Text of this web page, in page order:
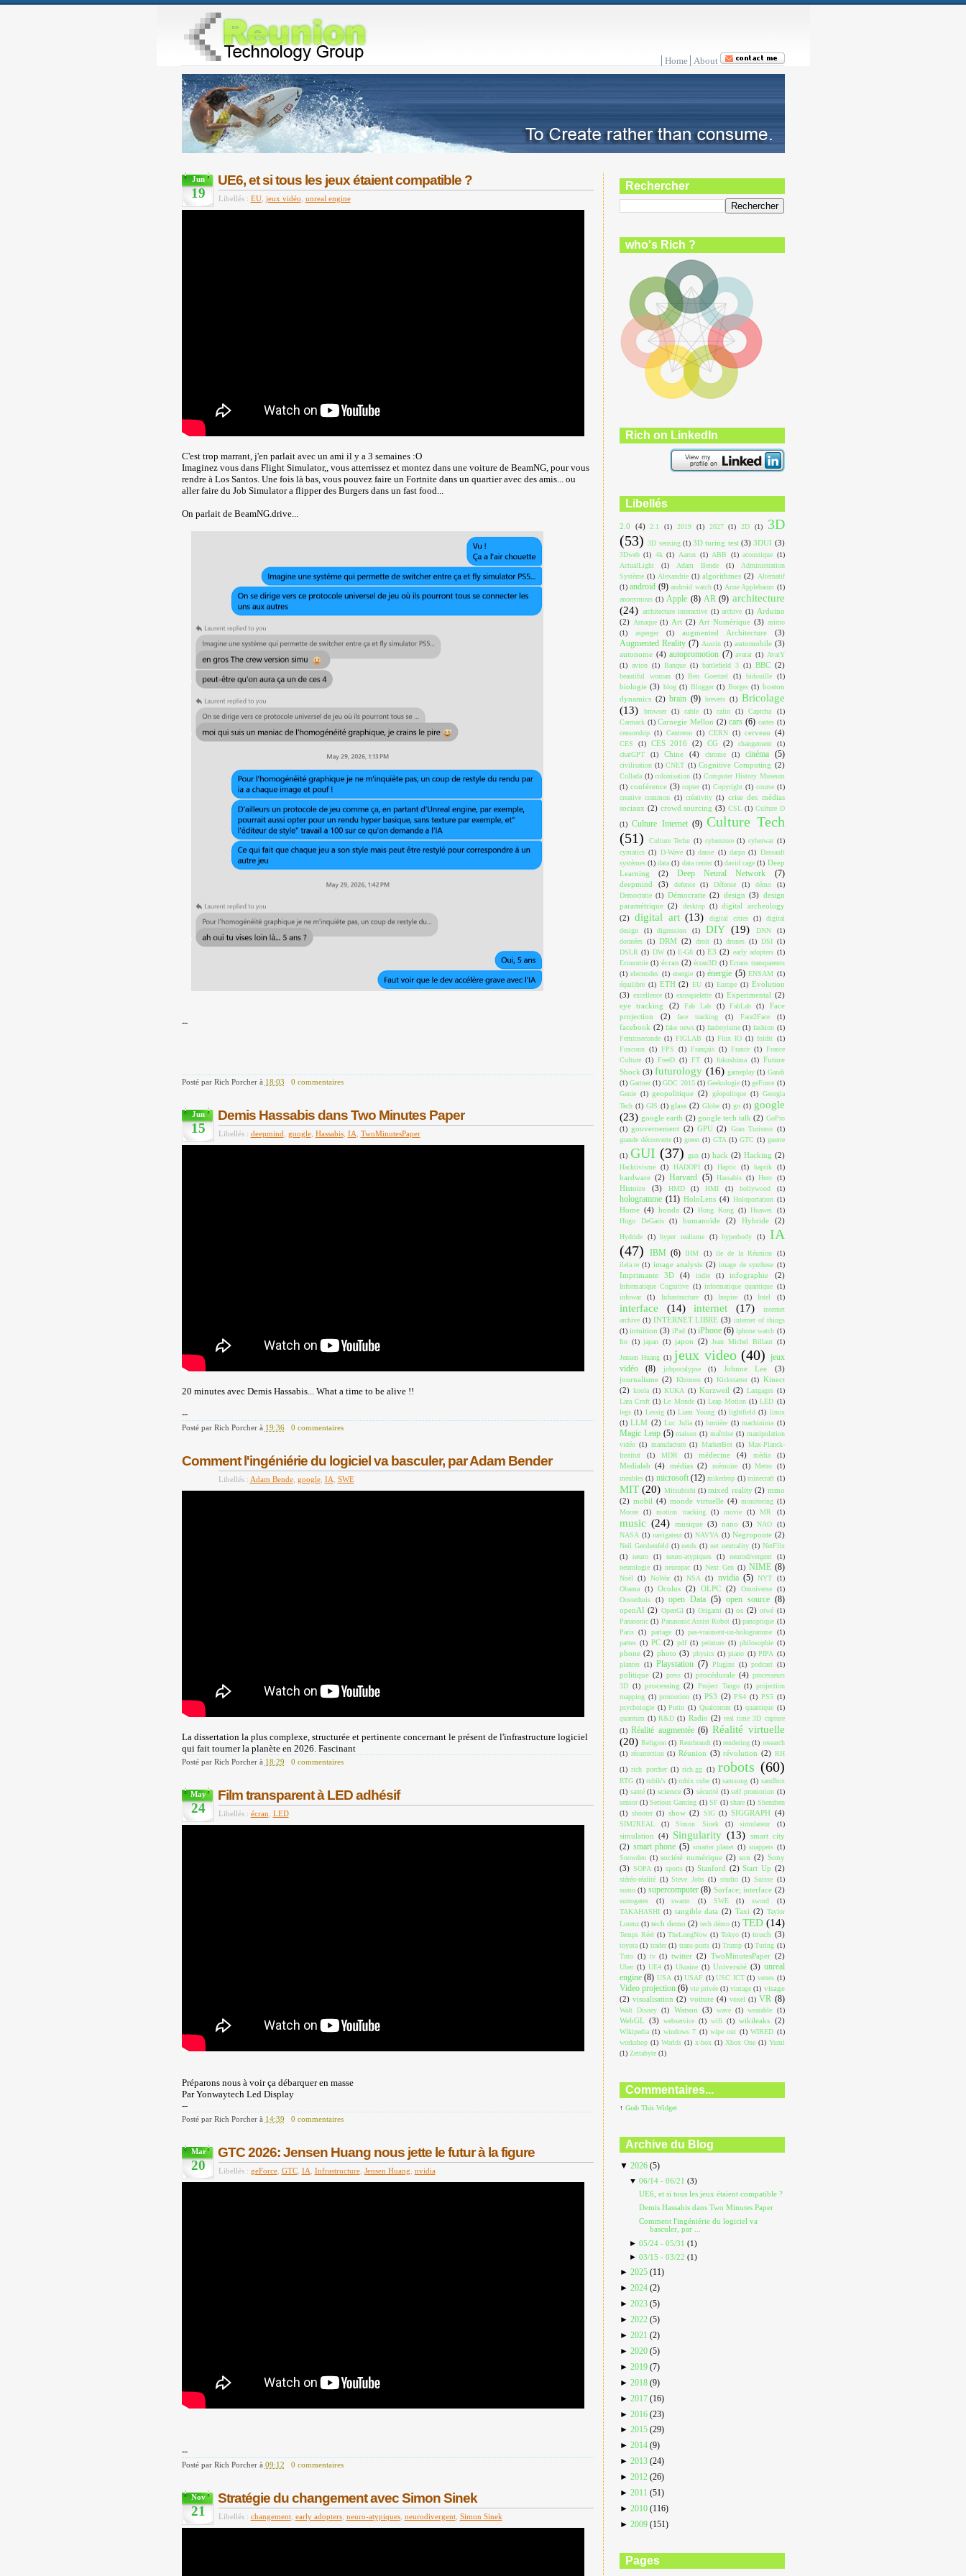
Home About
Jun
19
UE6, et si tous les jeux étaient compatible ?
Libellés : EU, jeux vidéo unreal engine
C'est trop marrant, j'en parlait avec un ami il y a 3 semaines :O
Imaginez vous dans Flight Simulator,, vous atterrissez et montez dans une voiture de BeamNG, pour vous
rendre à Los Santos. Une fois là bas, vous pouvez faire un Fortnite dans un quartier avec des amis... ou
aller faire du Job Simulator a flipper des Burgers dans un fast food...
On parlait de BeamNG.drive...
--
Posté par Rich Porcher à 18:03 0 commentaires
Jun
15
Demis Hassabis dans Two Minutes Paper
Libellés : deepmind google, Hassabis, IA TwoMinutesPaper
20 minutes avec Demis Hassabis... What a time to be alive !!
--
Posté par Rich Porcher à 19:36 0 commentaires
Comment l'ingéniérie du logiciel va basculer, par Adam Bender
Libellés : Adam Bende, google, IA SWE
La dissertation la plus complexe, structurée et pertinente concernant le présent de l'infrastructure logiciel
qui fait tourner la planète en 2026. Fascinant
Posté par Rich Porcher à 18:29 0 commentaires
May
24
Film transparent à LED adhésif
Libellés : écran LED
Préparons nous à voir ça débarquer en masse
Par Yonwaytech Led Display
--
Posté par Rich Porcher à 14:39 0 commentaires
Mar
20
GTC 2026: Jensen Huang nous jette le futur à la figure
Libellés : geForce, GTC, IA Infrastructure, Jensen Huang nvidia
--
Posté par Rich Porcher à 09:12 0 commentaires
Nov
21
Stratégie du changement avec Simon Sinek
Libellés : changement, early adopters, neuro-atypiques, neurodivergent, Simon Sinek
Rechercher
who's Rich ?
Rich on LinkedIn
Libellés
2.0 (4) 2.1 (1) 2019 (1) 2027 (1) 2D (1)
3D
(53) 3D sensing (1) 3D turing test (3) 3DUI (3)
3Dweb (1) 4k (1) Aaron (1) ABB (1) acoustique (1)
ActualLight
(1) Adam Bende (1)
Administration
Système (1) Alexandrie (1) algorithmes (2) Alternatif
(1) android (9) android watch (1) Anne Applebaum (1)
anonymous (1) Apple (8) AR (9) architecture
(24) architecture interactive (1) archive (1) Arduino
(2) Arnaque (1) Art (2) Art Numérique (3) asimo
(1)
asperger (1) augmented Architecture (3)
Augmented Reality (7) Austin (1) automobile (3)
autonome (4) autopromotion (7) avatar (1) AvatY
(1) avion (1) Banque (1) battlefield 3 (1) BBC (2)
beautiful woman (1) Ben Goertzel (1) bidouille (1)
biologie (3) blog (1) Blogger (1) Borges (1) boston
dynamics (2) brain (9) brevets (1) Bricolage
(13)
browser (1) cable (1) calin (1) Captcha
(1)
Carmack (1) Carnegie Mellon (2) cars (6) cartes (1)
censorship (1) Centreon (1) CERN (1) cerveau (4)
CES (1) CES 2016 (2) CG (2) changement
(1)
chatGPT
(1) Chine (4) chrome (1) cinéma (5)
civilisation (1) CNET (1) Cognitive Computing (2)
Collada (1) colonisation (1) Computer History Museum
(1) conférence (3) copter (1) Copyright (1) course (1)
creative common (1) créativity (1) crise des médias
sociaux (2) crowd sourcing (3) CSL (1) Culture D
(1) Culture Internet (9) Culture Tech
(51)
Culture Techn (1) cyberstore (1) cyberwar (1)
cymatics (1) D-Wave (1) danse (1) darpa (1) Dassault
systèmes (1) data (1) data center (1) david cage (1) Deep
Learning
(2) Deep Neural Network (7)
deepmind (3) defence (1) Défense (1) démo
(1)
Democratie (1) Démocratie (2) design (3) design
paramétrique (2) desktop (1) digital archeology
(2) digital art (13) digital cities (1)
digital
design
(1) digression (1) DIY (19) DNN
(1)
données (1) DRM (2) droit (1) drones (1) DSI (1)
DSLR (1) DW (1) E-G8 (1) E3 (2) early adopters (1)
Economie (1) écran (2) écran3D (1) Ecrans transparents
(1) electrodes (1) energie (1) énergie (5) ENSAM (1)
équilibre (1) ETH (2) EU (1) Europe (1) Evolution
(3) excellence (1) exosquelette (1) Experimental (2)
eye tracking
(2) Fab Lab (1) FabLab (1)
Face
projection
(2) face tracking (1) Face2Face (1)
facebook (2) fake news (1) fanboyisme (1) fashion (1)
Femtoseconde (1) FIGLAB (1) Flux IO (1) foldit (1)
Foxconn (1) FPS (1) Français (1) France (1) France
Culture (1) FreeD (1) FT (1) fukushima (1) Future
Shock (3) futurology (16) gameplay (1) Gandi
(1) Gartner (1) GDC 2015 (1) Geekologie (1) geForce (1)
Genie (1) geopolitique (2) géopolitque (1) Georgia
Tech (1) GIS (1) glass (2) Globe (1) go (1) google
(23) google earth (2) google tech talk (2) GoPro
(1) gouvernement (2) GPU (2) Gran Turismo (1)
grande découverte (1) green (1) GTA (1) GTC (1) guerre
(1) GUI (37) gun (1) hack (2) Hacking (2)
Hacktivisme (1) HADOPI (1) Haptic (1) haptik (1)
hardware (2) Harvard (5) Hassabis (1) Hero (1)
Histoire (3) HMD (1) HMI (1) hollywood (1)
hologramme (11) HoloLens (4) Holoportation (1)
Home (4) honda (2) Hong Kong (1) Huawei
(1)
Hugo DeGaris
(1) humanoïde (2) Hybride (2)
Hydride (1) hyper realisme (1) hyperbody (1)
IA
(47)
IBM (6) IHM (1) ile de la Réunion
(1)
ilela.re (1) image analysis (2) image de synthese (1)
Imprimante 3D (4) indie (1) infographie (2)
Informatique Cognitive (1) informatique quantique (1)
infowar
(1) Infrastructure (1) Inspire (1) Intel (1)
interface (14) internet (17)
internet
archive (1) INTERNET LIBRE (3) internet of things
(1) intuition (3) iPad (1) iPhone (6) iphone watch (1)
Ito (1) japan (1) japon (2) Jean Michel Billaut (1)
Jensen Huang (1) jeux video (40) jeux
vidéo
(8) jobpocalypse (1) Johnne Lee
(3)
journalisme (2) Khronos (1) Kickstarter (1) Kinect
(2) koola (1) KUKA (1) Kurzweil (2) Langages (1)
Lara Croft (1) Le Monde (1) Leap Motion (1) LED (1)
legs (1) Lessig (1) Liam Young (1) lightfield (1) linux
(1) LLM (2) Luc Julia (1) lumière (1) machinima (1)
Magic Leap (5) maison (1) maîtrise (1) manipulation
vidéo (1) manufacture (1) MarkerBot (1) Max-Planck-
Institut
(1) MDR (1) médecine (4) média (1)
Medialab (4) médias (2) mémoire (1) Metro
(1)
meubles (1) microsoft (12) mikedrop (1) minecraft (1)
MIT (20) Mitsubishi (1) mixed reality (2) mmo
(2) mobil (4) monde virtuelle (4) monitoring (1)
Moore
(1) motion tracking (1) movie (1) MR (1)
music (24) musique (3) nano (3) NAO
(1)
NASA (1) navigateur (1) NAVYA (1) Negroponte (2)
Neil Gershenfeld (1) nerds (1) net neutrality (1) NetFlix
(1)
neuro (1) neuro-atypiques (1) neurodivergent
(1)
neurologie (1) neuropac (1) Next Gen (1) NIME (8)
Noël (1) NoWar (1) NSA (1) nvidia (5) NYT
(1)
Obama
(1) Oculus (2) OLPC (2) Omniverse
(1)
Oosterhuis
(1) open Data (5) open source (8)
openAI (2) OpenGl (1) Origami (1) os (2) otwé (1)
Panasonic (1) Panasonic Assist Robot (1) panoptique (1)
Paris (1) partage (1) pas-vraiment-un-hologramme
(1)
pattes (1) PC (2) pdf (1) peinture (1) philosophie (1)
phone (2) photo (3) physics (1) piano (1) PIPA (1)
plantes (1) Playstation (7) Plugins (1) podcast (1)
politique (2) press (1) procédurale (4) processeurs
3D (1) processing (2) Project Tango (1) projection
mapping (1) promotion (1) PS3 (2) PS4 (1) PS5 (1)
psychologie (1) Putin (1) Qualcomm (1) quantique (1)
quantum (1) R&D (1) Radio (2) real time 3D capture
(1) Réalité augmentée (6) Réalité virtuelle
(20) Religion (1) Rembrandt (1) rendering (1) research
(1) résurrection (1) Réunion (3) révolution (2) RH
(1) rich porcher (1) rich.gg (1) robots (60)
RTG (1) rubik's (1) rubix cube (1) samsung (1) sandbox
(1) santé (1) science (3) sécurité (1) self promotion (1)
sensor (1) Serious Gaming (1) SF (1) share (1) Shenzhen
(1) shooter (1) show (2) SIG (1) SIGGRAPH (4)
SIM2REAL (1) Simon Sinek (1) simulateur (1)
simulation (4) Singularity (13)
smart city
(2) smart phone (5) smarter planet (1) snappers (1)
Snowden (1) société numérique (2) son (2) Sony
(3) SOPA (1) sports (1) Stanford (2) Start Up (2)
stéréo-réalité (1) Steve Jobs (1) studio (1) Suisse (1)
sumo (1) supercomputer (8) Surface; interface (2)
surrogates (1) swarm (1) SWE (1) sword
(1)
TAKAHASHI (1) tangible data (2) Taxi (2) Taylor
Lorenz (1) tech demo (2) tech démo (1) TED (14)
Temps Réel (1) TheLongNow (1) Tokyo (1) touch (3)
toyota (1) trader (1) trans-ports (1) Trump (1) Turing (1)
Tuto (1) tv (1) twitter (2) TwoMinutesPaper (2)
Uber (1) UE4 (1) Ukraine (1) Université (3) unreal
engine (8) USA (1) USAF (1) USC ICT (1) verres (1)
Video projection (6) vie privée (1) vintage (1) visage
(2) visualisation (2) voiture (4) voxel (1) VR (8)
Walt Disney (1) Watson (3) wave (1) wearable (1)
WebGL (3) webservice (1) wifi (1) wikileaks (2)
Wikipedia (1) windows 7 (1) wipe out (1) WIRED (1)
workshop (1) Worlds (1) x-box (1) Xbox One (1) Yumi
(1) Zettabyte (1)
Commentaires...
↑ Grab This Widget
Archive du Blog
▼ 2026 (5)
▼06/14 - 06/21(3)
UE6, et si tous les jeux étaient compatible ?
Demis Hassabis dans Two Minutes Paper
Comment l'ingéniérie du logiciel va
basculer, par ...
►05/24 - 05/31(1)
►03/15 - 03/22(1)
► 2025 (11)
► 2024 (2)
► 2023 (5)
► 2022 (5)
► 2021 (2)
► 2020 (5)
► 2019 (7)
► 2018 (9)
► 2017 (16)
► 2016 (23)
► 2015 (29)
► 2014 (9)
► 2013 (24)
► 2012 (26)
► 2011 (51)
► 2010 (116)
► 2009 (151)
Pages